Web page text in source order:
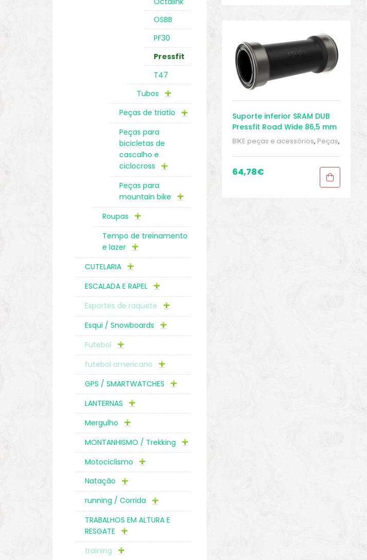
Suporte inferior SRAM DUB
Pressfit Road Wide 86,5 mm
BIKE peças e acessórios, Peças,
Inferior
64,78€
OSBB
PF30
Pressfit
T47
Tubos
Peças de triatlo
Peças para
bicicletas de
cascalho e
ciclocross
Peças para
mountain bike
Roupas
Tempo de treinamento
e lazer
CUTELARIA
ESCALADA E RAPEL
Esportes de raquete
Esqui / Snowboards
Futebol
futebol americano
GPS / SMARTWATCHES
LANTERNAS
Mergulho
MONTANHISMO / Trekking
Motociclismo
Natação
running / Corrida
TRABALHOS EM ALTURA E
RESGATE
training